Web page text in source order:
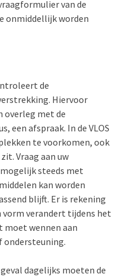
van de
onmiddellijk worden
de
Hiervoor
overleg met de
een afspraak. In de VLOS
te voorkomen, ook
Vraag aan uw
steeds met
kan worden
blijft. Er is rekening
vorm verandert tijdens het
moet wennen aan
ondersteuning.
dagelijks moeten de